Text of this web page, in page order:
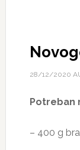
28/12/2020
Potreban
– 400 g